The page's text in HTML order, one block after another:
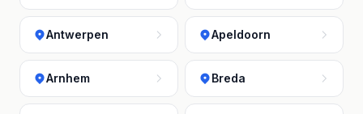
Antwerpen Apeldoorn
Arnhem Breda